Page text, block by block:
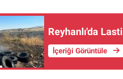
Reyhanlı'da
İçeriği Görüntüle